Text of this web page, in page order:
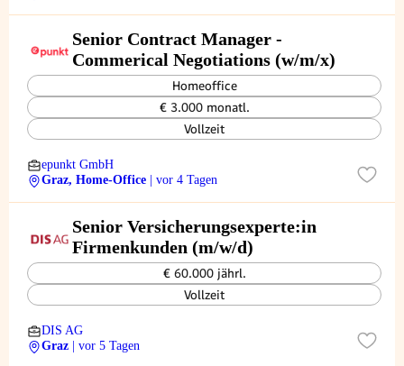
Senior Contract Manager -
Commerical Negotiations (w/m/x)
Homeoffice
€ 3.000 monatl.
Vollzeit
epunkt GmbH
Graz, Home-Office
| vor 4 Tagen
Senior Versicherungsexperte:in
Firmenkunden (m/w/d)
€ 60.000 jährl.
Vollzeit
DIS AG
Graz
| vor 5 Tagen